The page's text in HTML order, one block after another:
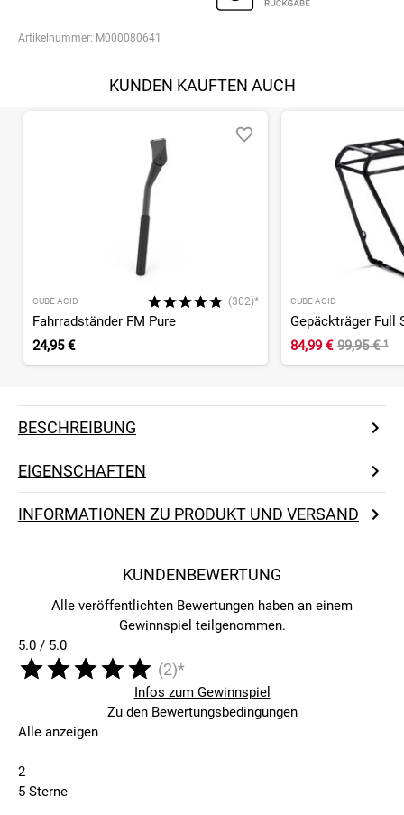
Artikelnummer: M000080641
KUNDEN KAUFTEN AUCH
CUBE ACID (302)*
Fahrradständer FM Pure
24,95 €
CUBE ACID
84,99 € 99,95 €¹
BESCHREIBUNG
EIGENSCHAFTEN
INFORMATIONEN ZU PRODUKT UND VERSAND
KUNDENBEWERTUNG
Alle veröffentlichten Bewertungen haben an einem
Gewinnspiel teilgenommen.
5.0 / 5.0
(2)*
Infos zum Gewinnspiel
Zu den Bewertungsbedingungen
Alle anzeigen
2
5 Sterne